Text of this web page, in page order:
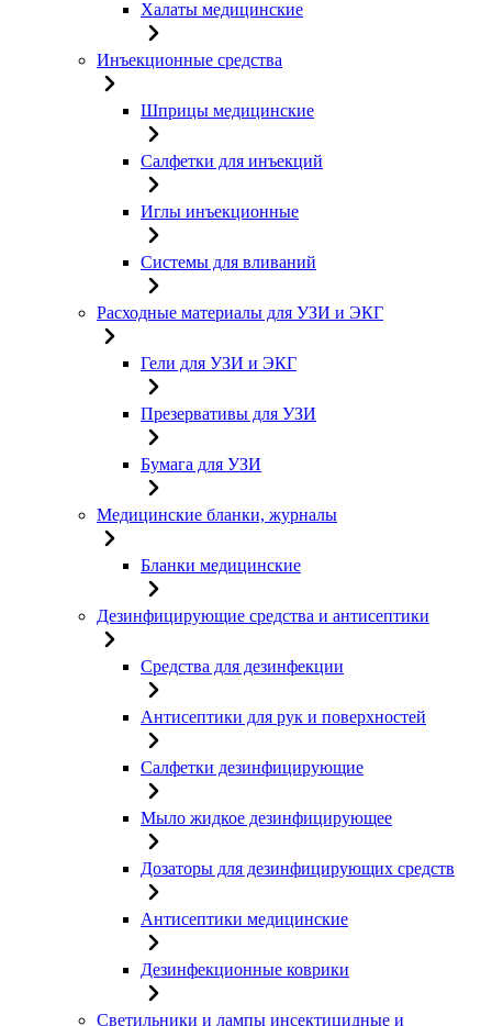
Халаты медицинские
Инъекционные средства
Шприцы медицинские
Салфетки для инъекций
Иглы инъекционные
Системы для вливаний
Расходные материалы для УЗИ и ЭКГ
Гели для УЗИ и ЭКГ
Презервативы для УЗИ
Бумага для УЗИ
Медицинские бланки, журналы
Бланки медицинские
Дезинфицирующие средства и антисептики
Средства для дезинфекции
Антисептики для рук и поверхностей
Салфетки дезинфицирующие
Мыло жидкое дезинфицирующее
Дозаторы для дезинфицирующих средств
Антисептики медицинские
Дезинфекционные коврики
Светильники и лампы инсектицидные и